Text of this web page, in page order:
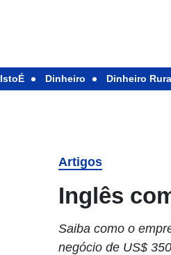
IstoÉ Dinheiro Dinheiro
Artigos
Inglês
Saiba como o
negócio de US$